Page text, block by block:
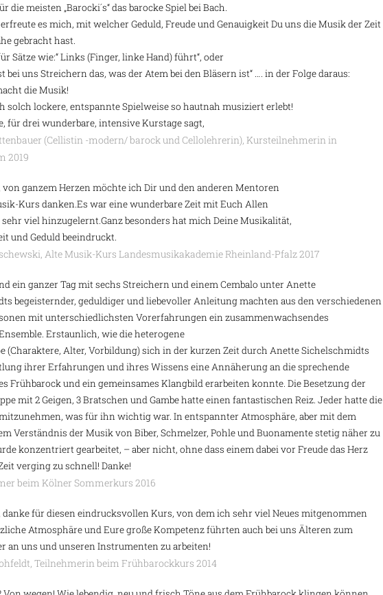
die meisten „Barocki´s“ das barocke Spiel bei Bach.
es mich, mit welcher Geduld, Freude und Genauigkeit Du uns die Musik der Zeit
gebracht hast.
Sätze wie:“ Links (Finger, linke Hand) führt“, oder
bei uns Streichern das, was der Atem bei den Bläsern ist“ …. in der Folge daraus:
die Musik!
solch lockere, entspannte Spielweise so hautnah musiziert erlebt!
für drei wunderbare, intensive Kurstage sagt,
(Cellistin -modern/ barock und Cellolehrerin), Kursteilnehmerin in
2019
von ganzem Herzen möchte ich Dir und den anderen Mentoren
Kurs danken.Es war eine wunderbare Zeit mit Euch Allen
sehr viel hinzugelernt.Ganz besonders hat mich Deine Musikalität,
und Geduld beeindruckt.
Alte Musik-Kurs Landesmusikakademie Rheinland-Pfalz 2017
ein ganzer Tag mit sechs Streichern und einem Cembalo unter Anette
begeisternder, geduldiger und liebevoller Anleitung machten aus den verschiedenen
mit unterschiedlichsten Vorerfahrungen ein zusammenwachsendes
Erstaunlich, wie die heterogene
(Charaktere, Alter, Vorbildung) sich in der kurzen Zeit durch Anette Sichelschmidts
ihrer Erfahrungen und ihres Wissens eine Annäherung an die sprechende
Frühbarock und ein gemeinsames Klangbild erarbeiten konnte. Die Besetzung der
mit 2 Geigen, 3 Bratschen und Gambe hatte einen fantastischen Reiz. Jeder hatte die
was für ihn wichtig war. In entspannter Atmosphäre, aber mit dem
Verständnis der Musik von Biber, Schmelzer, Pohle und Buonamente stetig näher zu
konzentriert gearbeitet, – aber nicht, ohne dass einem dabei vor Freude das Herz
verging zu schnell! Danke!
beim Kölner Sommerkurs 2016
danke für diesen eindrucksvollen Kurs, von dem ich sehr viel Neues mitgenommen
Atmosphäre und Eure große Kompetenz führten auch bei uns Älteren zum
an uns und unseren Instrumenten zu arbeiten!
Teilnehmerin beim Frühbarockkurs 2014